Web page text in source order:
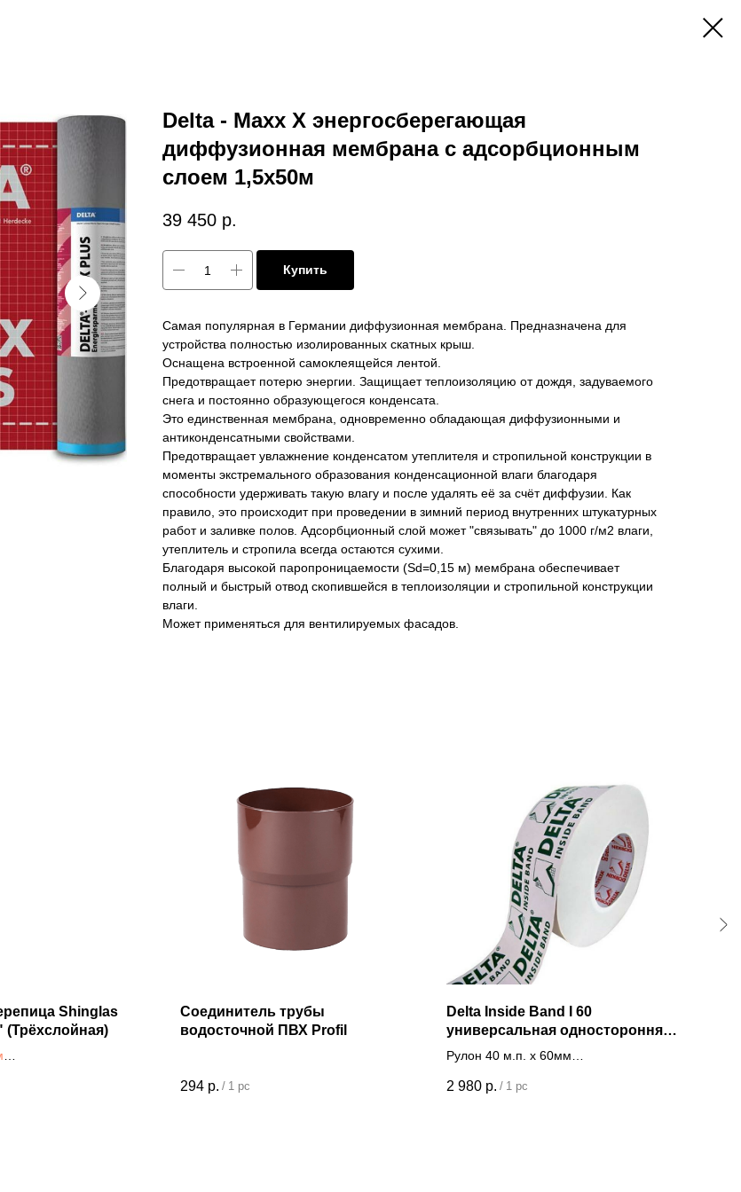
Delta - Maxx X энергосберегающая
диффузионная мембрана с адсорбционным
слоем 1,5х50м
39 450 р.
Купить
Самая популярная в Германии диффузионная мембрана. Предназначена для
устройства полностью изолированных скатных крыш.
Оснащена встроенной самоклеящейся лентой.
Предотвращает потерю энергии. Защищает теплоизоляцию от дождя, задуваемого
снега и постоянно образующегося конденсата.
Это единственная мембрана, одновременно обладающая диффузионными и
антиконденсатными свойствами.
Предотвращает увлажнение конденсатом утеплителя и стропильной конструкции в
моменты экстремального образования конденсационной влаги благодаря
способности удерживать такую влагу и после удалять её за счёт диффузии. Как
правило, это происходит при проведении в зимний период внутренних штукатурных
работ и заливке полов. Адсорбционный слой может "связывать" до 1000 г/м2 влаги,
утеплитель и стропила всегда остаются сухими.
Благодаря высокой паропроницаемости (Sd=0,15 м) мембрана обеспечивает
полный и быстрый отвод скопившейся в теплоизоляции и стропильной конструкции
влаги.
Может применяться для вентилируемых фасадов.
Shinglas
(Трёхслойная)
Соединитель трубы
водосточной ПВХ Profil
294 р. / 1 pc
Delta Inside Band I 60
универсальная односторонняя
лента для пароизоляции
Рулон 40 м.п. х 60мм
2 980 р. / 1 pc